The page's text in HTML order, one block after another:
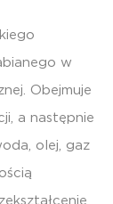
w
Obejmuje
a następnie
olej, gaz